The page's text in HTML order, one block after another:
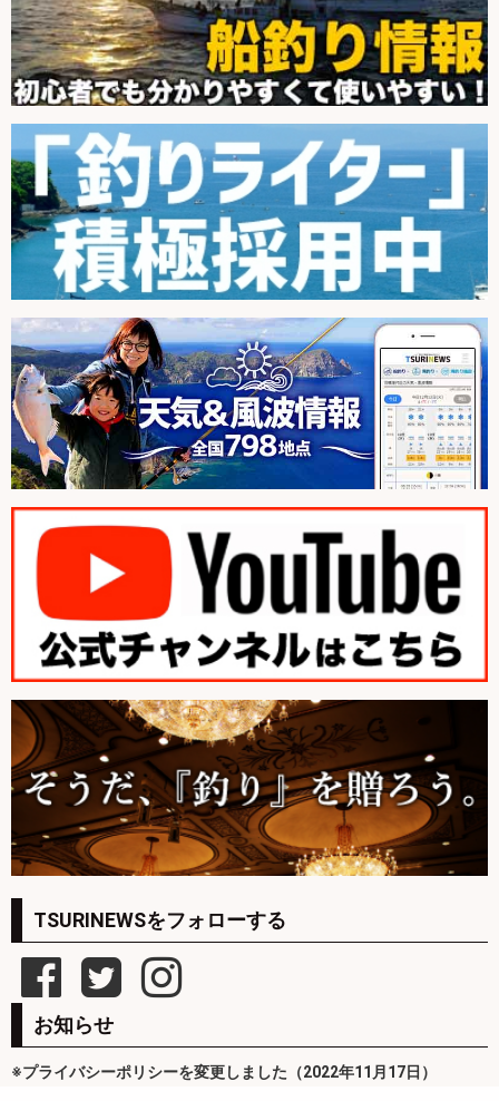
TSURINEWSをフォローする
お知らせ
※プライバシーポリシーを変更しました（2022年11月17日）